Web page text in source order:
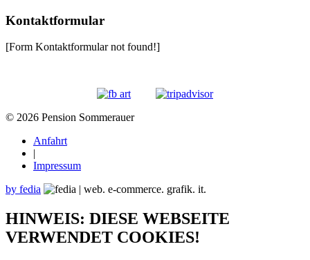
Kontaktformular
[Form Kontaktformular not found!]
© 2026 Pension Sommerauer
Anfahrt
|
Impressum
by fedia
HINWEIS: DIESE WEBSEITE
VERWENDET COOKIES!